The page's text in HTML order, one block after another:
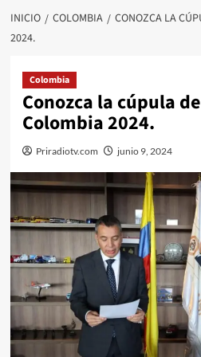
INICIO COLOMBIA
CONOZCA LA
2024.
Colombia
Conozca la cúpula
Colombia 2024.
Priradiotv.com junio 9, 2024